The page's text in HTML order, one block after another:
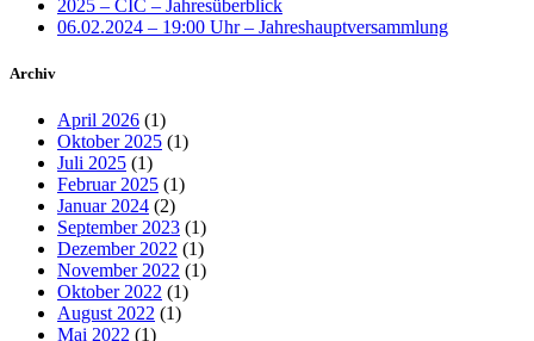
2025 – CIC – Jahresüberblick
06.02.2024 – 19:00 Uhr – Jahreshauptversammlung
Archiv
April 2026 (1)
Oktober 2025 (1)
Juli 2025 (1)
Februar 2025 (1)
Januar 2024 (2)
September 2023 (1)
Dezember 2022 (1)
November 2022 (1)
Oktober 2022 (1)
August 2022 (1)
Mai 2022 (1)